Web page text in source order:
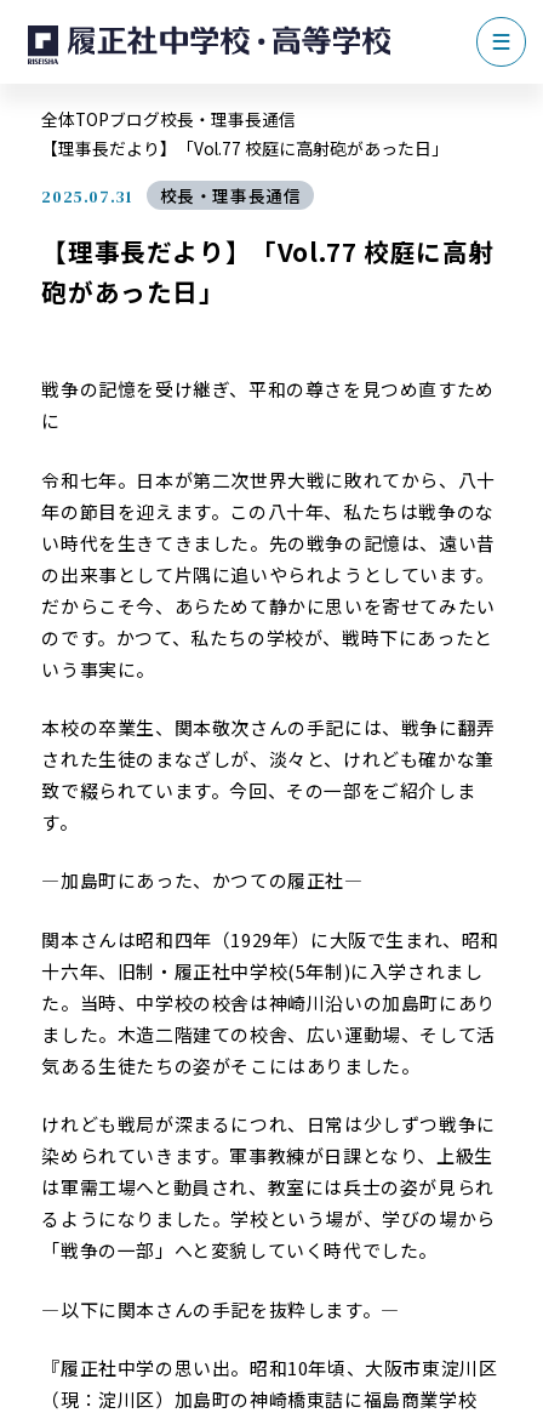
全体TOPブログ校長・理事長通信
【理事長だより】「Vol.77 校庭に高射砲があった日」
2025.07.31 校長・理事長通信
【理事長だより】「Vol.77 校庭に高射
砲があった日」
戦争の記憶を受け継ぎ、平和の尊さを見つめ直すため
に
令和七年。日本が第二次世界大戦に敗れてから、八十
年の節目を迎えます。この八十年、私たちは戦争のな
い時代を生きてきました。先の戦争の記憶は、遠い昔
の出来事として片隅に追いやられようとしています。
だからこそ今、あらためて静かに思いを寄せてみたい
のです。かつて、私たちの学校が、戦時下にあったと
いう事実に。
本校の卒業生、関本敬次さんの手記には、戦争に翻弄
された生徒のまなざしが、淡々と、けれども確かな筆
致で綴られています。今回、その一部をご紹介しま
す。
―加島町にあった、かつての履正社―
関本さんは昭和四年（1929年）に大阪で生まれ、昭和
十六年、旧制・履正社中学校(5年制)に入学されまし
た。当時、中学校の校舎は神崎川沿いの加島町にあり
ました。木造二階建ての校舎、広い運動場、そして活
気ある生徒たちの姿がそこにはありました。
けれども戦局が深まるにつれ、日常は少しずつ戦争に
染められていきます。軍事教練が日課となり、上級生
は軍需工場へと動員され、教室には兵士の姿が見られ
るようになりました。学校という場が、学びの場から
「戦争の一部」へと変貌していく時代でした。
―以下に関本さんの手記を抜粋します。―
『履正社中学の思い出。昭和10年頃、大阪市東淀川区
（現：淀川区）加島町の神崎橋東詰に福島商業学校